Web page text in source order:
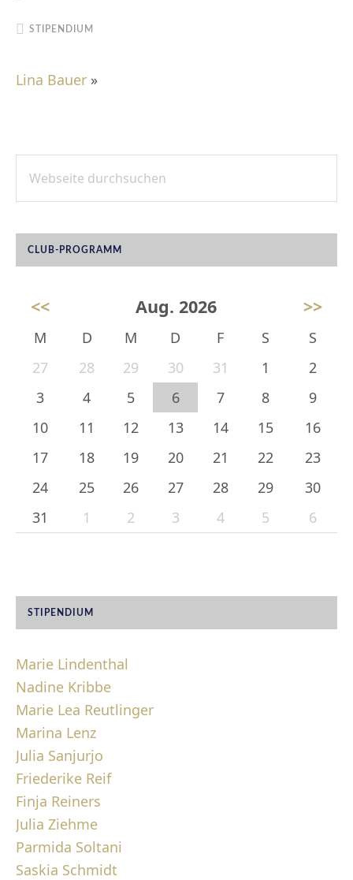
STIPENDIUM
Lina Bauer »
SEITENSPALTE
durchsuchen
CLUB-PROGRAMM
<< Aug. 2026 >>
M D M D F S
S
27
28 29 30 31 1
2
3
4 5 6 7 8
9
10
11 12 13 14 15
16
17
18 19 20 21 22
23
24
25 26 27 28 29
30
31
1 2 3 4 5 6
STIPENDIUM
Marie Lindenthal
Nadine Kribbe
Marie Lea Reutlinger
Marina Lenz
Julia Sanjurjo
Friederike Reif
Finja Reiners
Julia Ziehme
Parmida Soltani
Saskia Schmidt